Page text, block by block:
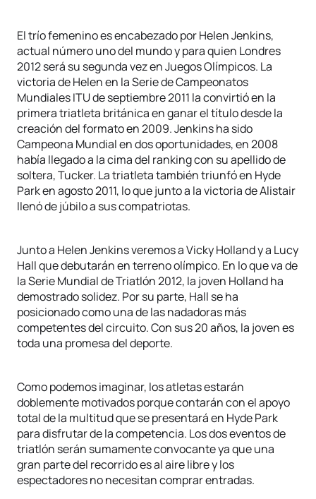
El trío femenino es encabezado por Helen Jenkins,
actual número uno del mundo y para quien Londres
2012 será su segunda vez en Juegos Olímpicos. La
victoria de Helen en la Serie de Campeonatos
Mundiales ITU de septiembre 2011 la convirtió en la
primera triatleta británica en ganar el título desde la
creación del formato en 2009. Jenkins ha sido
Campeona Mundial en dos oportunidades, en 2008
había llegado a la cima del ranking con su apellido de
soltera, Tucker. La triatleta también triunfó en Hyde
Park en agosto 2011, lo que junto a la victoria de Alistair
llenó de júbilo a sus compatriotas.
Junto a Helen Jenkins veremos a Vicky Holland y a Lucy
Hall que debutarán en terreno olímpico. En lo que va de
la Serie Mundial de Triatlón 2012, la joven Holland ha
demostrado solidez. Por su parte, Hall se ha
posicionado como una de las nadadoras más
competentes del circuito. Con sus 20 años, la joven es
toda una promesa del deporte.
Como podemos imaginar, los atletas estarán
doblemente motivados porque contarán con el apoyo
total de la multitud que se presentará en Hyde Park
para disfrutar de la competencia. Los dos eventos de
triatlón serán sumamente convocante ya que una
gran parte del recorrido es al aire libre y los
espectadores no necesitan comprar entradas.